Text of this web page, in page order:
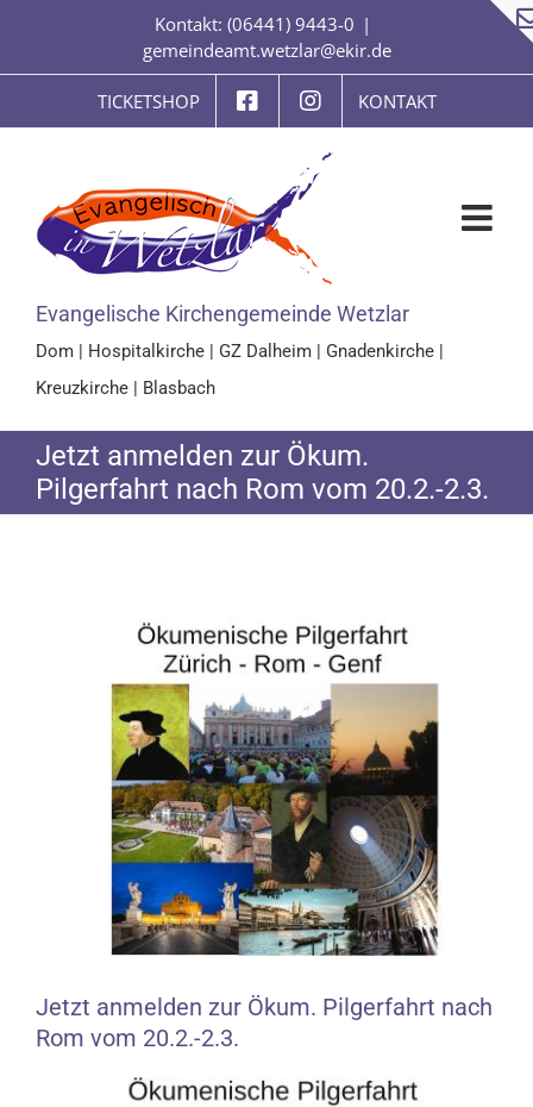
springen
Kontakt: (06441) 9443-0 |
gemeindeamt.wetzlar@ekir.de
TICKETSHOP KONTAKT
Evangelische Kirchengemeinde Wetzlar
Dom | Hospitalkirche | GZ Dalheim | Gnadenkirche |
Kreuzkirche | Blasbach
Jetzt anmelden zur Ökum.
Pilgerfahrt nach Rom vom 20.2.-2.3.
Jetzt anmelden zur Ökum. Pilgerfahrt nach
Rom vom 20.2.-2.3.